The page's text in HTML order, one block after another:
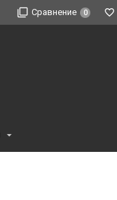
Сравнение 0